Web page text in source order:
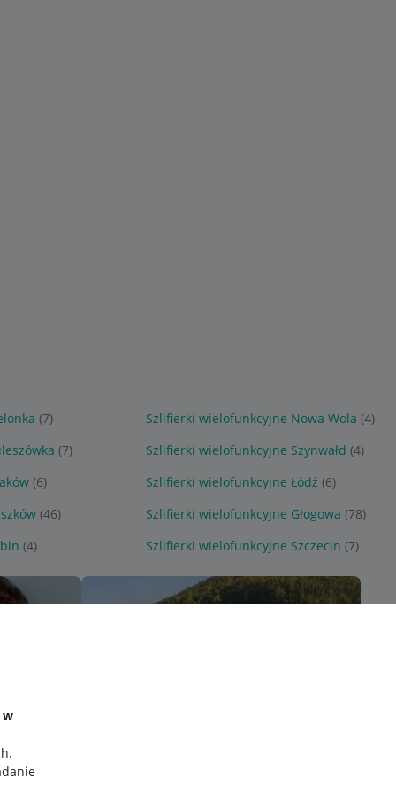
w
.
(7) Szlifierki wielofunkcyjne Nowa Wola (4)
(7) Szlifierki wielofunkcyjne Szynwałd (4)
(6) Szlifierki wielofunkcyjne Łódź (6)
(46) Szlifierki wielofunkcyjne Głogowa (78)
(4) Szlifierki wielofunkcyjne Szczecin (7)